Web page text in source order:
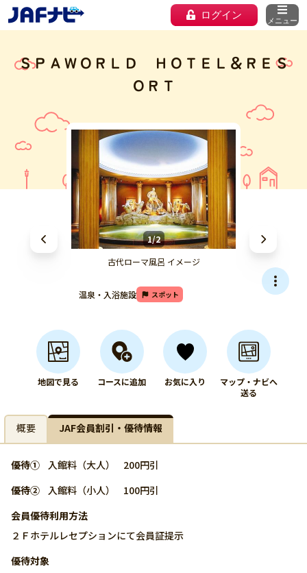
ログイン メニュー
ＳＰＡＷＯＲＬＤ ＨＯＴＥＬ＆ＲＥＳ
ＯＲＴ
1/2
古代ローマ風呂 イメージ
温泉・入浴施設 スポット
地図で見る コースに追加 お気に入り
マップ・ナビへ
送る
概要 JAF会員割引・優待情報
優待① 入館料（大人）
200円引
優待② 入館料（小人）
100円引
会員優待利用方法
２Ｆホテルレセプションにて会員証提示
優待対象